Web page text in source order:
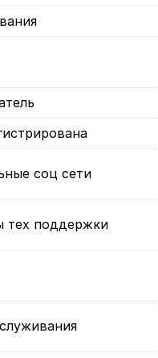
соц сети
тех поддержки